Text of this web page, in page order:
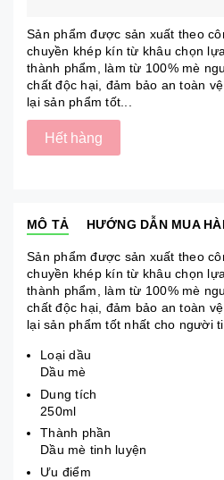
Sản phẩm được sản xuất theo
chuyền khép kín từ khâu chọn
thành phẩm, làm từ 100% mè
chất độc hại, đảm bảo an toàn
lại sản phẩm tốt...
Hết hàng
MÔ TẢ HƯỚNG DẪN MUA
Sản phẩm được sản xuất theo
chuyền khép kín từ khâu chọn
thành phẩm, làm từ 100% mè
chất độc hại, đảm bảo an toàn
lại sản phẩm tốt nhất cho người
Loại dầu
Dầu mè
Dung tích
250ml
Thành phần
Dầu mè tinh luyện
Ưu điểm